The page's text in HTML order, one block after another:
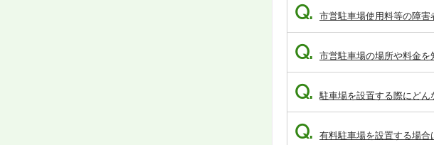
Q. 市営駐車場使用料等の障害
Q. 市営駐車場の場所や料金を
Q. 駐車場を設置する際にどん
Q.
有料駐車場を設置する場合